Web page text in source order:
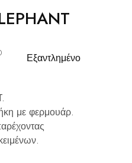
Εξαντλημένο
με φερμουάρ.